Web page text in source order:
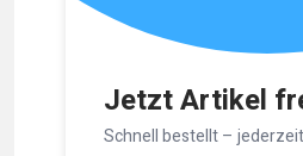
Jetzt Artikel
Schnell bestellt –